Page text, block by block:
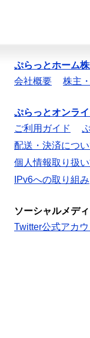
ぷらっとホーム
会社概要
株主
ぷらっとオンラ
ご利用ガイド
配送・決済につ
個人情報取り扱
IPv6への取り組み
ソーシャルメデ
Twitter公式アカウ